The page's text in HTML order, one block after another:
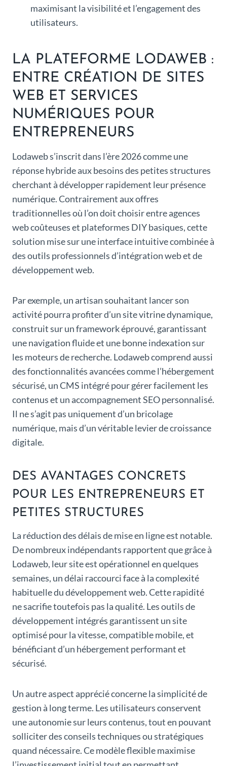
maximisant la visibilité et l’engagement des
utilisateurs.
LA PLATEFORME LODAWEB :
ENTRE CRÉATION DE SITES
WEB ET SERVICES
NUMÉRIQUES POUR
ENTREPRENEURS
Lodaweb s’inscrit dans l’ère 2026 comme une
réponse hybride aux besoins des petites structures
cherchant à développer rapidement leur présence
numérique. Contrairement aux offres
traditionnelles où l’on doit choisir entre agences
web coûteuses et plateformes DIY basiques, cette
solution mise sur une interface intuitive combinée à
des outils professionnels d’intégration web et de
développement web.
Par exemple, un artisan souhaitant lancer son
activité pourra profiter d’un site vitrine dynamique,
construit sur un framework éprouvé, garantissant
une navigation fluide et une bonne indexation sur
les moteurs de recherche. Lodaweb comprend aussi
des fonctionnalités avancées comme l’hébergement
sécurisé, un CMS intégré pour gérer facilement les
contenus et un accompagnement SEO personnalisé.
Il ne s’agit pas uniquement d’un bricolage
numérique, mais d’un véritable levier de croissance
digitale.
DES AVANTAGES CONCRETS
POUR LES ENTREPRENEURS ET
PETITES STRUCTURES
La réduction des délais de mise en ligne est notable.
De nombreux indépendants rapportent que grâce à
Lodaweb, leur site est opérationnel en quelques
semaines, un délai raccourci face à la complexité
habituelle du développement web. Cette rapidité
ne sacrifie toutefois pas la qualité. Les outils de
développement intégrés garantissent un site
optimisé pour la vitesse, compatible mobile, et
bénéficiant d’un hébergement performant et
sécurisé.
Un autre aspect apprécié concerne la simplicité de
gestion à long terme. Les utilisateurs conservent
une autonomie sur leurs contenus, tout en pouvant
solliciter des conseils techniques ou stratégiques
quand nécessaire. Ce modèle flexible maximise